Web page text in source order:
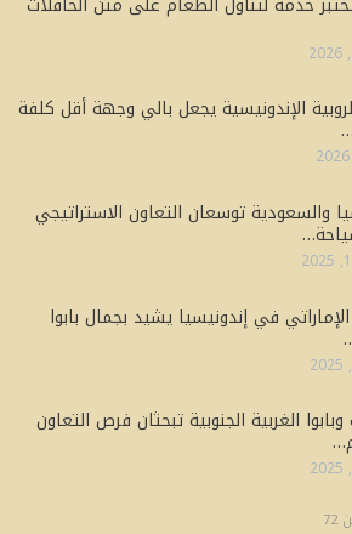
الإندونيسية يجعل بالي وجهة أقل كلفة
والسعودية توسعان التعاون الاستراتيجي
في إندونيسيا يشيد بجمال بابوا
وبابوا الغربية الجنوبية تبحثان فرص التعاون